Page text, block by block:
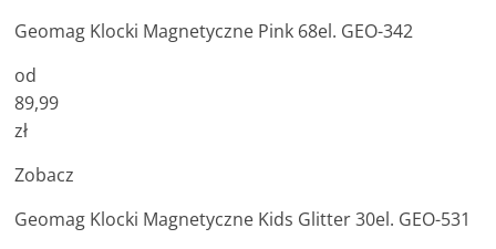
Geomag Klocki Magnetyczne Pink 68el. GEO-342
od
89,99
zł
Zobacz
Geomag Klocki Magnetyczne Kids Glitter 30el. GEO-531